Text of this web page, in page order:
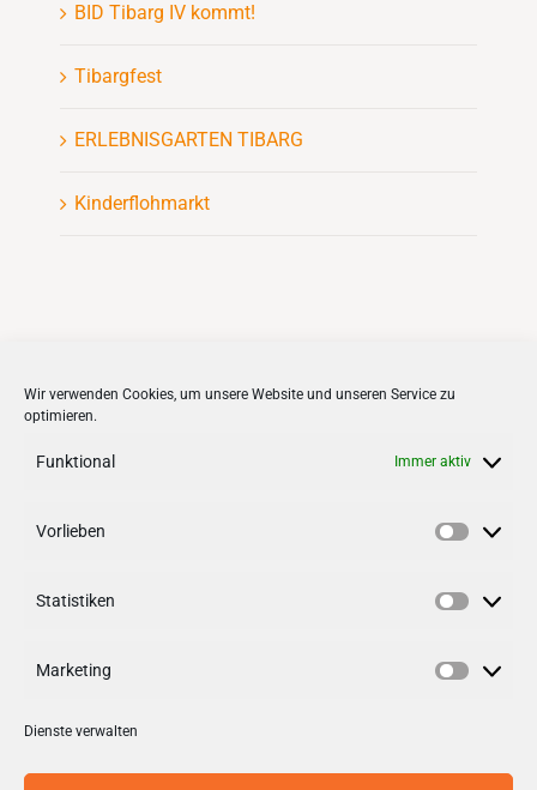
Wir verwenden Cookies, um unsere Website und unseren Service zu
optimieren.
Funktional Immer aktiv
Vorlieben
Statistiken
Marketing
Dienste verwalten
BID Tibarg IV kommt!
Tibargfest
ERLEBNISGARTEN TIBARG
Kinderflohmarkt
Standortmanagement BID GmbH
info@tibarg.de
Follow us on